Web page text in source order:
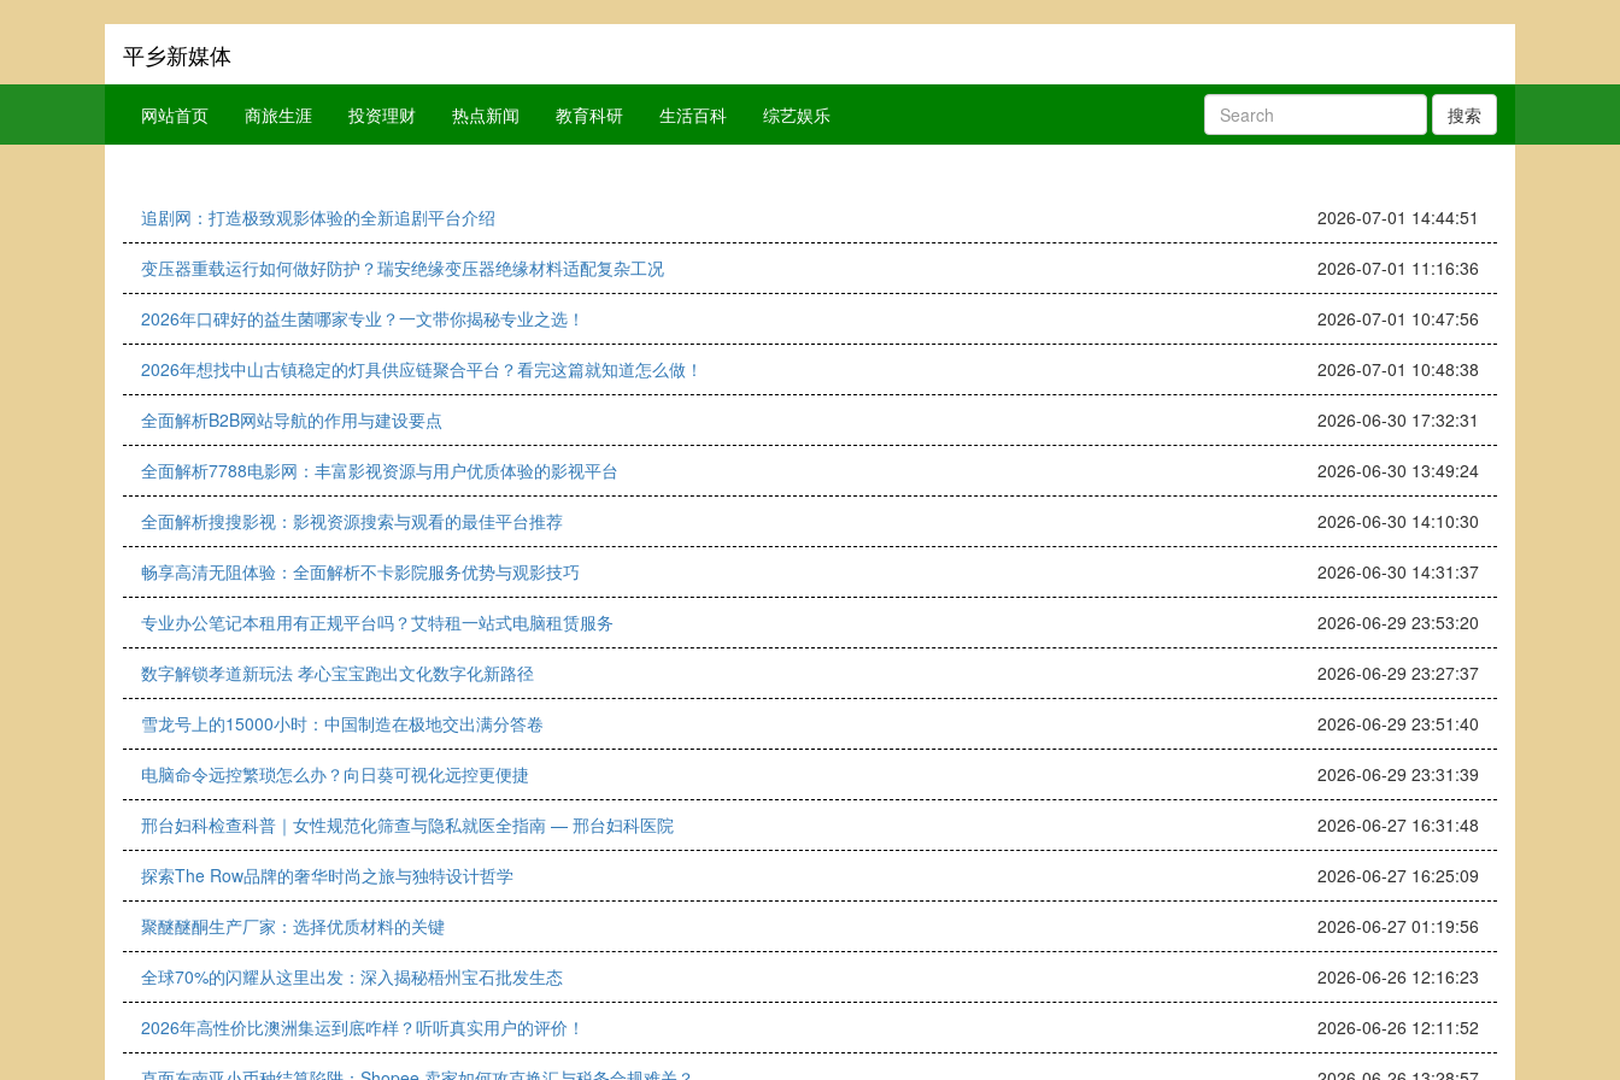
平乡新媒体
网站首页 商旅生涯 投资理财 热点新闻 教育科研 生活百科 综艺娱乐 搜索
追剧网：打造极致观影体验的全新追剧平台介绍 2026-07-01 14:44:51
变压器重载运行如何做好防护？瑞安绝缘变压器绝缘材料适配复杂工况 2026-07-01 11:16:36
2026年口碑好的益生菌哪家专业？一文带你揭秘专业之选！ 2026-07-01 10:47:56
2026年想找中山古镇稳定的灯具供应链聚合平台？看完这篇就知道怎么做！ 2026-07-01 10:48:38
全面解析B2B网站导航的作用与建设要点 2026-06-30 17:32:31
全面解析7788电影网：丰富影视资源与用户优质体验的影视平台 2026-06-30 13:49:24
全面解析搜搜影视：影视资源搜索与观看的最佳平台推荐 2026-06-30 14:10:30
畅享高清无阻体验：全面解析不卡影院服务优势与观影技巧 2026-06-30 14:31:37
专业办公笔记本租用有正规平台吗？艾特租一站式电脑租赁服务 2026-06-29 23:53:20
数字解锁孝道新玩法 孝心宝宝跑出文化数字化新路径 2026-06-29 23:27:37
雪龙号上的15000小时：中国制造在极地交出满分答卷 2026-06-29 23:51:40
电脑命令远控繁琐怎么办？向日葵可视化远控更便捷 2026-06-29 23:31:39
邢台妇科检查科普｜女性规范化筛查与隐私就医全指南 — 邢台妇科医院 2026-06-27 16:31:48
探索The Row品牌的奢华时尚之旅与独特设计哲学 2026-06-27 16:25:09
聚醚醚酮生产厂家：选择优质材料的关键 2026-06-27 01:19:56
全球70%的闪耀从这里出发：深入揭秘梧州宝石批发生态 2026-06-26 12:16:23
2026年高性价比澳洲集运到底咋样？听听真实用户的评价！ 2026-06-26 12:11:52